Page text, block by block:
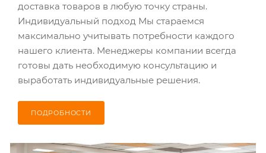
доставка товаров в любую точку страны.
Индивидуальный подход Мы стараемся
максимально учитывать потребности каждого
нашего клиента. Менеджеры компании всегда
готовы дать необходимую консультацию и
выработать индивидуальные решения.
ПОДРОБНОСТИ